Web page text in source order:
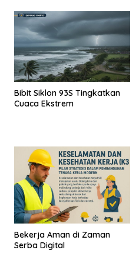
Bibit Siklon 93S Tingkatkan
Cuaca Ekstrem
Bekerja Aman di Zaman
Serba Digital